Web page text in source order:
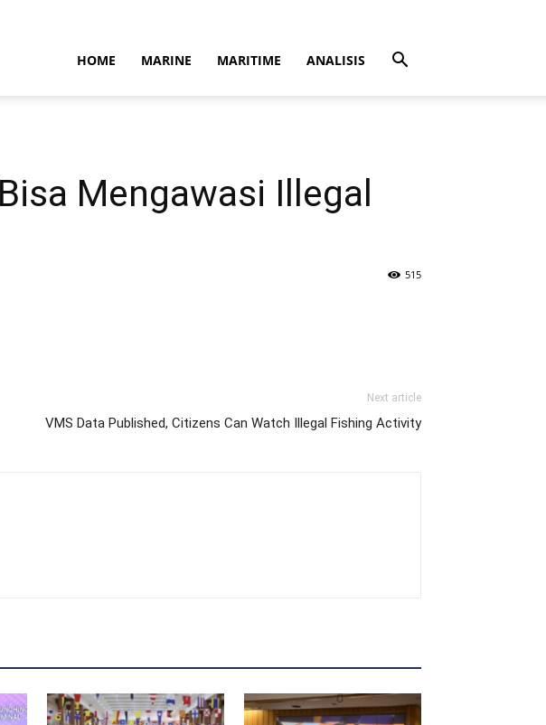
HOME MARINE MARITIME ANALISIS
Mengawasi Illegal
515
Next article
VMS Data Published, Citizens Can Watch Illegal Fishing Activity